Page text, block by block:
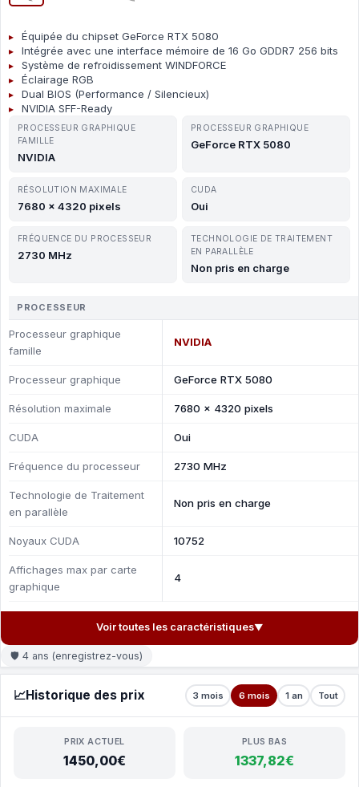
Équipée du chipset GeForce RTX 5080
Intégrée avec une interface mémoire de 16 Go GDDR7 256 bits
Système de refroidissement WINDFORCE
Éclairage RGB
Dual BIOS (Performance / Silencieux)
NVIDIA SFF-Ready
PROCESSEUR GRAPHIQUE
FAMILLE
NVIDIA
PROCESSEUR GRAPHIQUE
GeForce RTX 5080
RÉSOLUTION MAXIMALE
7680 x 4320 pixels
CUDA
Oui
FRÉQUENCE DU PROCESSEUR
2730 MHz
TECHNOLOGIE DE TRAITEMENT
EN PARALLÈLE
Non pris en charge
PROCESSEUR
Processeur graphique
famille
NVIDIA
Processeur graphique GeForce RTX 5080
Résolution maximale 7680 x 4320 pixels
CUDA Oui
Fréquence du processeur 2730 MHz
Technologie de Traitement
en parallèle
Non pris en charge
Noyaux CUDA 10752
Affichages max par carte
graphique
4
Voir toutes les caractéristiques▼
🛡 4 ans (enregistrez-vous)
📈Historique des prix 3 mois 6 mois 1 an Tout
PRIX ACTUEL
1450,00€
PLUS BAS
1337,82€